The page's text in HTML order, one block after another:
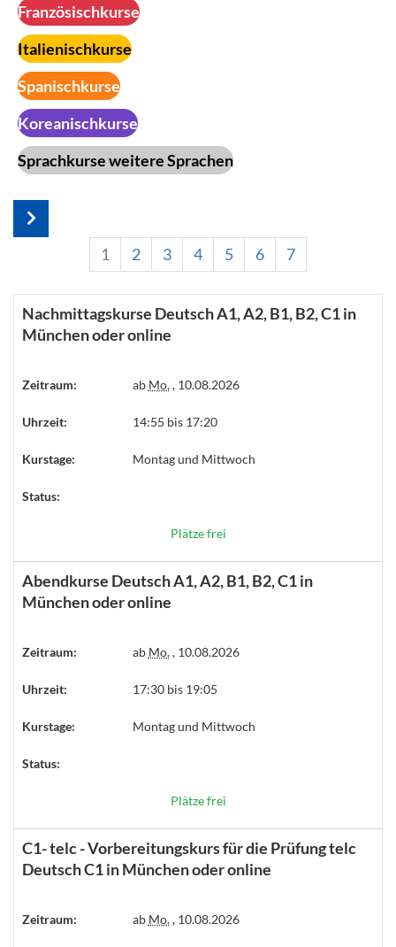
Französischkurse
Italienischkurse
Spanischkurse
Koreanischkurse
Sprachkurse weitere Sprachen
1 2 3 4 5 6 7
Nachmittagskurse Deutsch A1, A2, B1, B2, C1 in
München oder online
Zeitraum: ab Mo., 10.08.2026
Uhrzeit: 14:55 bis 17:20
Kurstage: Montag und Mittwoch
Status:
Plätze frei
Abendkurse Deutsch A1, A2, B1, B2, C1 in
München oder online
Zeitraum: ab Mo., 10.08.2026
Uhrzeit: 17:30 bis 19:05
Kurstage: Montag und Mittwoch
Status:
Plätze frei
C1- telc - Vorbereitungskurs für die Prüfung telc
Deutsch C1 in München oder online
Zeitraum: ab Mo., 10.08.2026